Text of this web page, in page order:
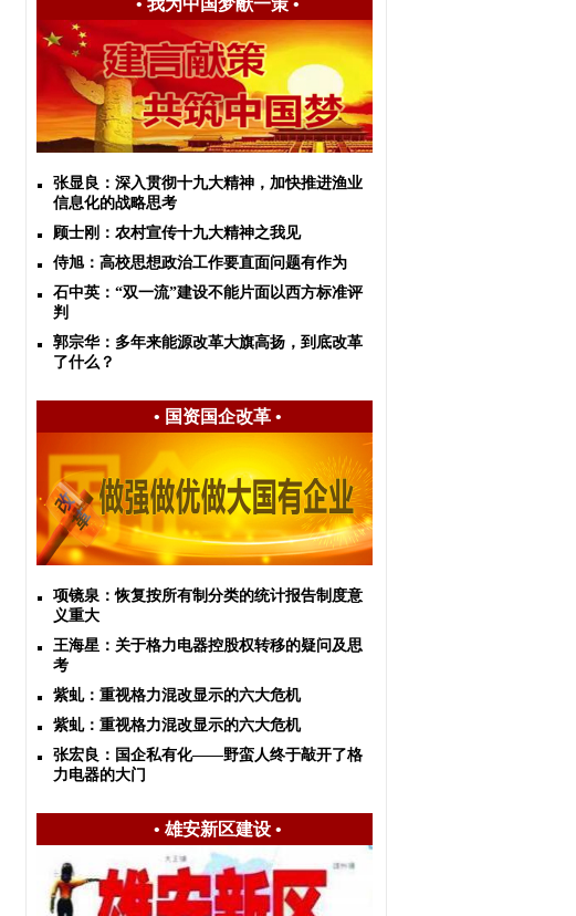
• 我为中国梦献一策•
张显良：深入贯彻十九大精神，加快推进渔业
信息化的战略思考
顾士刚：农村宣传十九大精神之我见
侍旭：高校思想政治工作要直面问题有作为
石中英：“双一流”建设不能片面以西方标准评
判
郭宗华：多年来能源改革大旗高扬，到底改革
了什么？
• 国资国企改革•
项镜泉：恢复按所有制分类的统计报告制度意
义重大
王海星：关于格力电器控股权转移的疑问及思
考
紫虬：重视格力混改显示的六大危机
紫虬：重视格力混改显示的六大危机
张宏良：国企私有化——野蛮人终于敲开了格
力电器的大门
• 雄安新区建设•